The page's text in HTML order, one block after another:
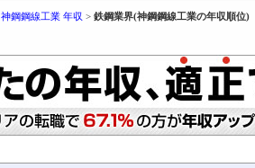
神鋼鋼線工業 年収 > 鉄鋼業界(神鋼鋼線工業の年収順位)